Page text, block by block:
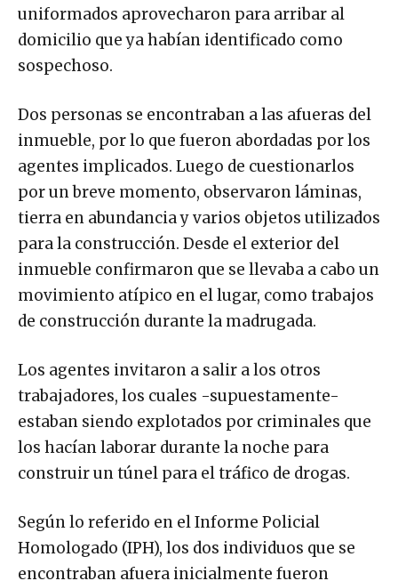
uniformados aprovecharon para arribar al
domicilio que ya habían identificado como
sospechoso.
Dos personas se encontraban a las afueras del
inmueble, por lo que fueron abordadas por los
agentes implicados. Luego de cuestionarlos
por un breve momento, observaron láminas,
tierra en abundancia y varios objetos utilizados
para la construcción. Desde el exterior del
inmueble confirmaron que se llevaba a cabo un
movimiento atípico en el lugar, como trabajos
de construcción durante la madrugada.
Los agentes invitaron a salir a los otros
trabajadores, los cuales -supuestamente-
estaban siendo explotados por criminales que
los hacían laborar durante la noche para
construir un túnel para el tráfico de drogas.
Según lo referido en el Informe Policial
Homologado (IPH), los dos individuos que se
encontraban afuera inicialmente fueron